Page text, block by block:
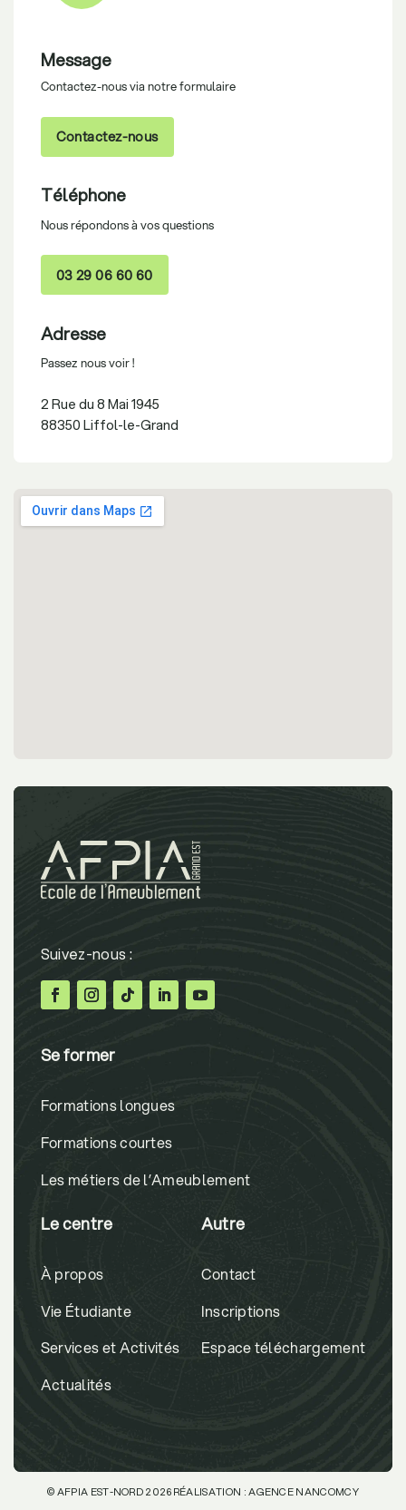
Message
Contactez-nous via notre formulaire
Contactez-nous
Téléphone
Nous répondons à vos questions
03 29 06 60 60
Adresse
Passez nous voir !
2 Rue du 8 Mai 1945
88350 Liffol-le-Grand
Se former
Formations longues
Formations courtes
Les métiers de l’Ameublement
Le centre
À propos
Vie Étudiante
Services et Activités
Actualités
Autre
Contact
Inscriptions
Espace téléchargement
© AFPIA EST-NORD 2026RÉALISATION :AGENCE NANCOMCY